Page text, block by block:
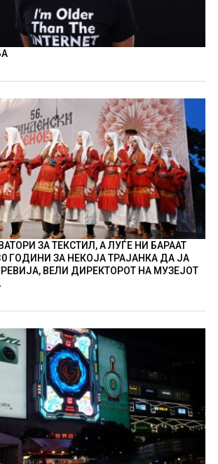
ЗА ТЕКСТИЛ, А ЛУЃЕ НИ БАРААТ
ГОДИНИ ЗА НЕКОЈА ТРАЈАНКА ДА ЈА
ВЕЛИ ДИРЕКТОРОТ НА МУЗЕЈОТ